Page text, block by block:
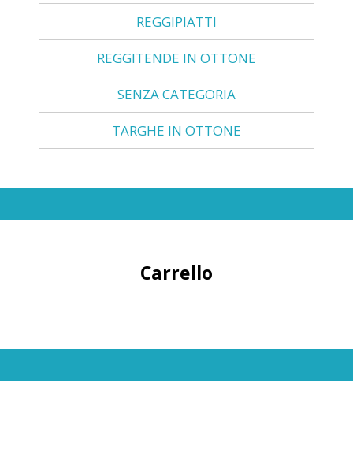
REGGIPIATTI
REGGITENDE IN OTTONE
SENZA CATEGORIA
TARGHE IN OTTONE
Carrello